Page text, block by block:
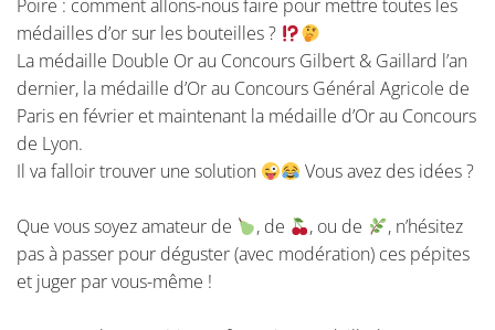
Poire : comment allons-nous faire pour mettre toutes les
médailles d’or sur les bouteilles ?
La médaille Double Or au Concours Gilbert & Gaillard l’an
dernier, la médaille d’Or au Concours Général Agricole de
Paris en février et maintenant la médaille d’Or au Concours
de Lyon.
Il va falloir trouver une solution
Vous avez des idées ?
Que vous soyez amateur de , de , ou de
, n’hésitez
pas à passer pour déguster (avec modération) ces pépites
et juger par vous-même !